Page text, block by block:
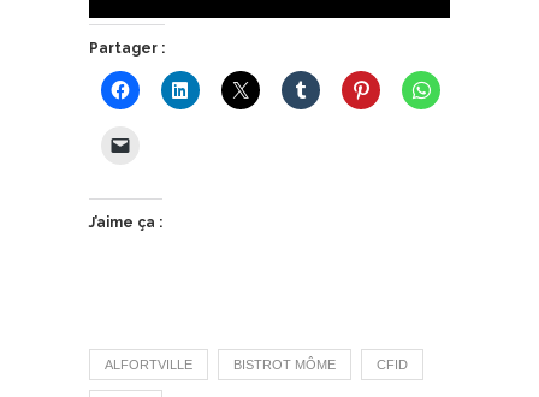
Partager :
J’aime ça :
ALFORTVILLE BISTROT MÔME CFID